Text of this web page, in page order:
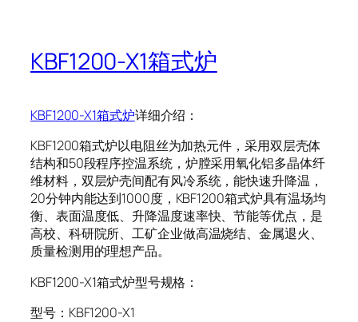
KBF1200-X1箱式炉
KBF1200-X1箱式炉详细介绍：
KBF1200箱式炉以电阻丝为加热元件，采用双层壳体
结构和50段程序控温系统，炉膛采用氧化铝多晶体纤
维材料，双层炉壳间配有风冷系统，能快速升降温，
20分钟内能达到1000度，KBF1200箱式炉具有温场均
衡、表面温度低、升降温度速率快、节能等优点，是
高校、科研院所、工矿企业做高温烧结、金属退火、
质量检测用的理想产品。
KBF1200-X1箱式炉型号规格：
型号：KBF1200-X1